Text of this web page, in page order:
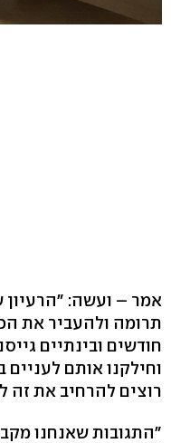
אמר – ועשה:
תרומה ולהעביר את
חודשים ובינתיים
וחילקנו אותם
רוצים להרחיב את זה
"התגובות שאנחנו